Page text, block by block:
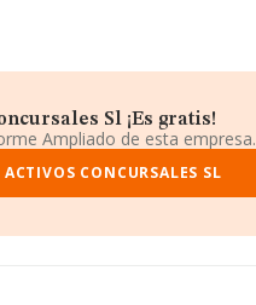
Sl ¡Es gratis!
Ampliado de esta empresa.
CONCURSALES SL